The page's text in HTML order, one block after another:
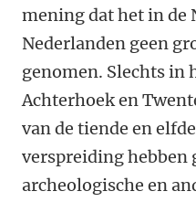
mening dat het in de
Nederlanden geen
genomen. Slechts in
Achterhoek en
van de tiende en
verspreiding hebben
archeologische en